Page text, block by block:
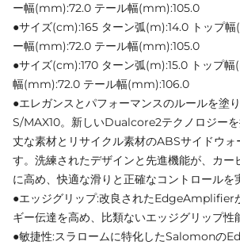
ー幅(mm):72.0 テール幅(mm):105.0
●サイズ(cm):165 ターン弧(m):14.0 トップ
ー幅(mm):72.0 テール幅(mm):105.0
●サイズ(cm):170 ターン弧(m):15.0 トップ幅
幅(mm):72.0 テール幅(mm):106.0
●エレガンスとパフォーマンスのルールを塗
S/MAX10。新しいDualcore2テクノロジー
丈な素材とリサイクル素材のABSサイドウォ
す。洗練されたデザインと先進機能が、カー
に高め、快適な滑りと正確なコントロールを
●エッジグリップ:改良されたEdgeAmplifier
ギー伝達を高め、比類ないエッジグリップ性
●敏捷性:スラロームに特化したSalomonの